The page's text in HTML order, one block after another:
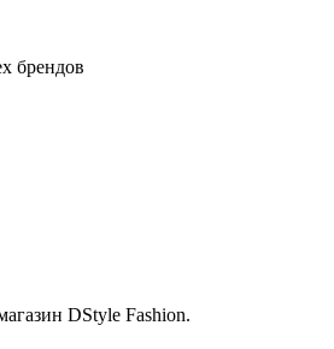
брендов
DStyle Fashion.